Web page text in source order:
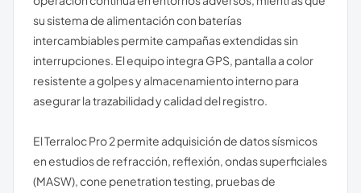
su sistema de alimentación con baterías
intercambiables permite campañas extendidas sin
interrupciones. El equipo integra GPS, pantalla a color
resistente a golpes y almacenamiento interno para
asegurar la trazabilidad y calidad del registro.
El Terraloc Pro 2 permite adquisición de datos sísmicos
en estudios de refracción, reflexión, ondas superficiales
(MASW), cone penetration testing, pruebas de